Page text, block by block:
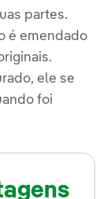
partes.
é emendado
ele se
foi